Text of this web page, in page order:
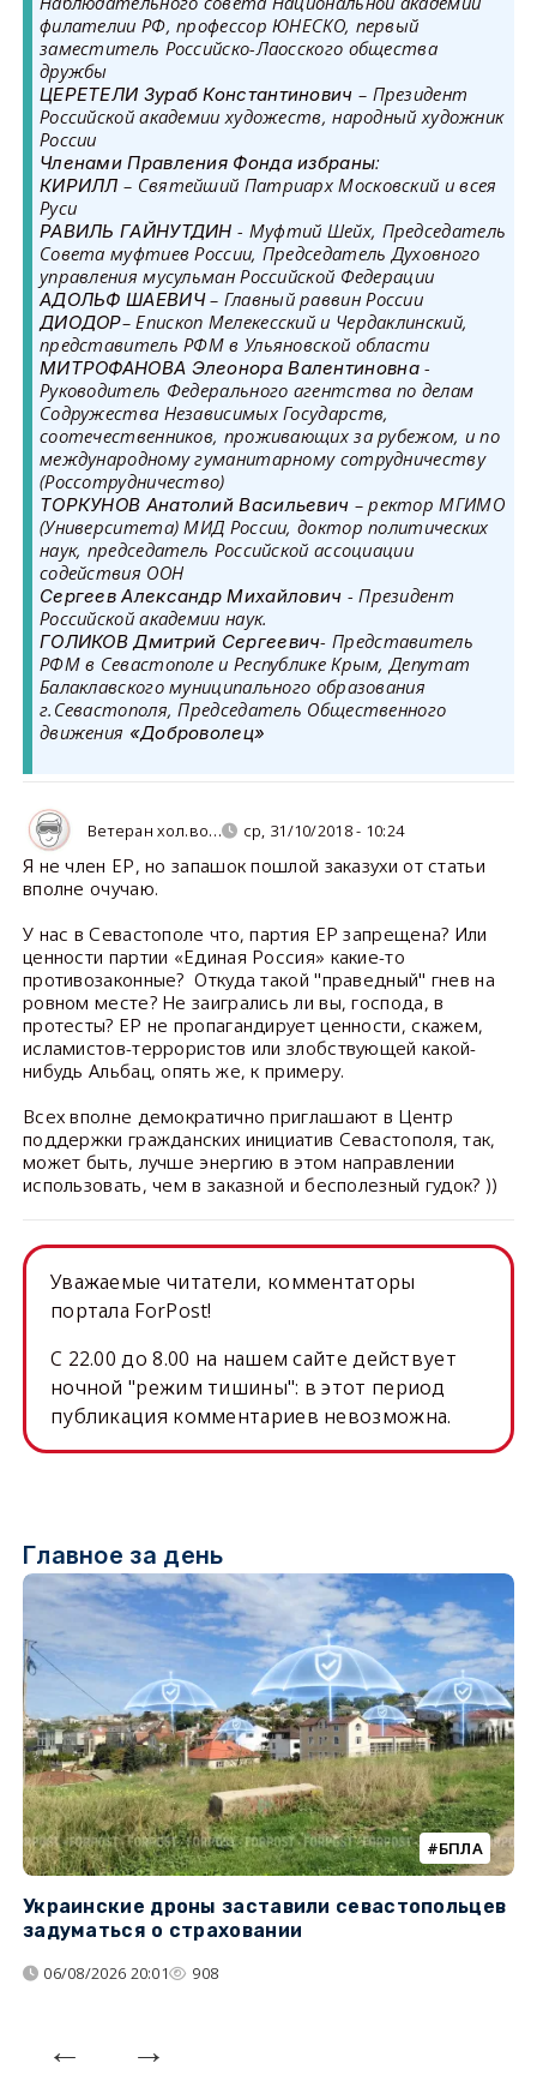
филателии РФ, профессор ЮНЕСКО, первый
заместитель Российско-Лаосского общества
дружбы
ЦЕРЕТЕЛИ Зураб Константинович – Президент
Российской академии художеств, народный художник
России
Членами Правления Фонда избраны:
КИРИЛЛ – Святейший Патриарх Московский и всея
Руси
РАВИЛЬ ГАЙНУТДИН - Муфтий Шейх, Председатель
Совета муфтиев России, Председатель Духовного
управления мусульман Российской Федерации
АДОЛЬФ ШАЕВИЧ– Главный раввин России
ДИОДОР– Епископ Мелекесский и Чердаклинский,
представитель РФМ в Ульяновской области
МИТРОФАНОВА Элеонора Валентиновна-
Руководитель Федерального агентства по делам
Содружества Независимых Государств,
соотечественников, проживающих за рубежом, и по
международному гуманитарному сотрудничеству
(Россотрудничество)
ТОРКУНОВ Анатолий Васильевич – ректор МГИМО
(Университета) МИД России, доктор политических
наук, председатель Российской ассоциации
содействия ООН
Сергеев Александр Михайлович - Президент
Российской академии наук.
ГОЛИКОВ Дмитрий Сергеевич- Представитель
РФМ в Севастополе и Республике Крым, Депутат
Балаклавского муниципального образования
г.Севастополя, Председатель Общественного
движения «Доброволец»
Ветеран хол.во… ср, 31/10/2018 - 10:24
Я не член ЕР, но запашок пошлой заказухи от статьи
вполне очучаю.
У нас в Севастополе что, партия ЕР запрещена? Или
ценности партии «Единая Россия» какие-то
противозаконные? Откуда такой "праведный" гнев на
ровном месте? Не заигрались ли вы, господа, в
протесты? ЕР не пропагандирует ценности, скажем,
исламистов-террористов или злобствующей какой-
нибудь Альбац, опять же, к примеру.
Всех вполне демократично приглашают в Центр
поддержки гражданских инициатив Севастополя, так,
может быть, лучше энергию в этом направлении
использовать, чем в заказной и бесполезный гудок? ))
Уважаемые читатели, комментаторы
портала ForPost!
C 22.00 до 8.00 на нашем сайте действует
ночной "режим тишины": в этот период
публикация комментариев невозможна.
Главное за день
БПЛА
Украинские дроны заставили севастопольцев
задуматься о страховании
06/08/2026 20:01 908